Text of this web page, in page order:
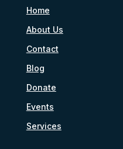
Home
About Us
Contact
Blog
Donate
Events
Services